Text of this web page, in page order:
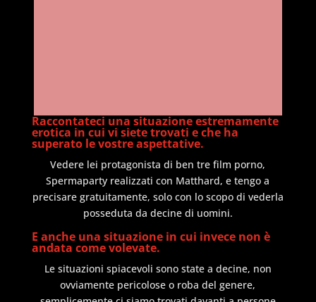
Raccontateci una situazione estremamente
erotica in cui vi siete trovati e che ha
superato le vostre aspettative.
Vedere lei protagonista di ben tre film porno,
Spermaparty realizzati con Matthard, e tengo a
precisare gratuitamente, solo con lo scopo di vederla
posseduta da decine di uomini.
E anche una situazione in cui invece non è
andata come volevate.
Le situazioni spiacevoli sono state a decine, non
ovviamente pericolose o roba del genere,